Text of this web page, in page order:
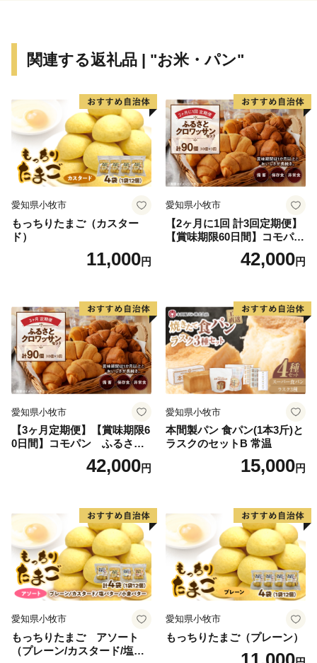
関連する返礼品 | "お米・パン"
愛知県小牧市
もっちりたまご（カスター
ド）
11,000円
愛知県小牧市
【2ヶ月に1回 計3回定期便】
【賞味期限60日間】コモパ
ン ふるさとクロワッサンセ
ット（計90個）／災害用備蓄
42,000円
愛知県小牧市
【3ヶ月定期便】【賞味期限6
0日間】コモパン ふるさと
クロワッサンセット（計90
個）／災害用備蓄 保存食 非
42,000円
愛知県小牧市
本間製パン 食パン(1本3斤)と
ラスクのセットB 常温
15,000円
愛知県小牧市
もっちりたまご アソート
（プレーン/カスタード/塩バ
愛知県小牧市
もっちりたまご（プレーン）